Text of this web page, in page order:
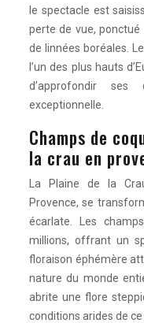
le spectacle est
perte de vue, ponctué
de linnées boréales.
l’un des plus hauts
d’approfondir
exceptionnelle.
Champs de
la crau en
La Plaine de la
Provence, se
écarlate. Les
millions, offrant un
floraison éphémère
nature du monde
abrite une flore
conditions arides de